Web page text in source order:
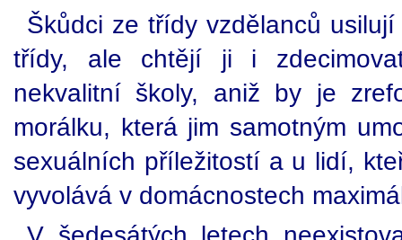
Škůdci ze třídy vzdělanců
třídy, ale chtějí ji i
nekvalitní školy, aniž by je
morálku, která jim samotným
sexuálních příležitostí a u lidí,
vyvolává v domácnostech